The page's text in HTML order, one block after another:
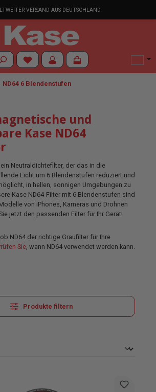
VERSAND AUS DEUTSCHLAND
Du hast 0 Produkte auf dem Merkzettel
ND64 6 Blendenstufen
und
Kase ND64
ein Neutraldichtefilter, der das in die
Licht um 6 Blendenstufen reduziert und
in hellen, sonnigen Umgebungen zu
Kase ND64-Filter mit 6 Blendenstufen sind
von iPhones, Kameras und Drohnen
jetzt den passenden Filter für Ihr Gerät!
ND64 der richtige Graufilter für Ihre
Sie , wann ND64 verwendet werden kann.
Produkte filtern